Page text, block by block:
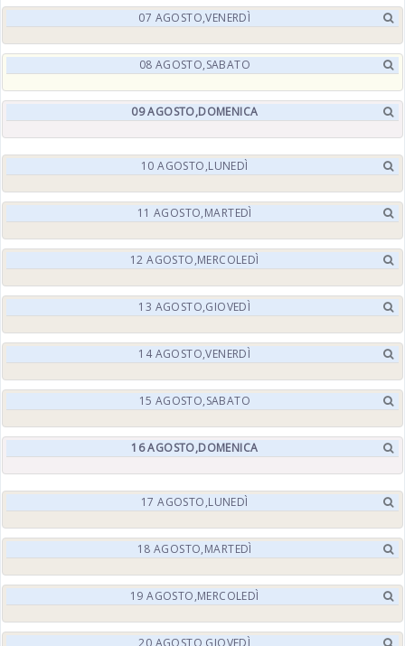
07 AGOSTO,VENERDÌ
08 AGOSTO,SABATO
09 AGOSTO,DOMENICA
10 AGOSTO,LUNEDÌ
11 AGOSTO,MARTEDÌ
12 AGOSTO,MERCOLEDÌ
13 AGOSTO,GIOVEDÌ
14 AGOSTO,VENERDÌ
15 AGOSTO,SABATO
16 AGOSTO,DOMENICA
17 AGOSTO,LUNEDÌ
18 AGOSTO,MARTEDÌ
19 AGOSTO,MERCOLEDÌ
20 AGOSTO, GIOVEDÌ